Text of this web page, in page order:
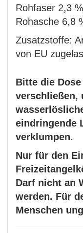
Rohfaser 2,3
Rohasche 6,8
Zusatzstoffe:
von EU
Bitte die
verschließen,
eindringende
verklumpen.
Nur für den
Darf nicht an
werden. Für
Menschen